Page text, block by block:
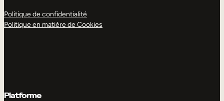
Politique de confidentialité
Politique en matière de Cookies
Platforme